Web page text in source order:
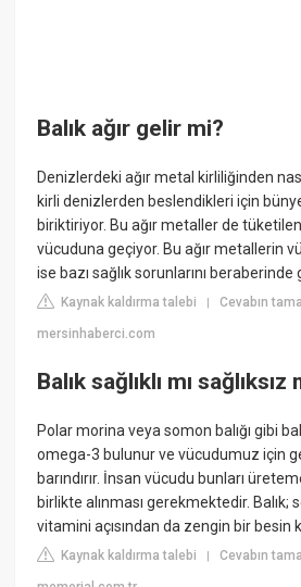
Balık ağır gelir mi?
Denizlerdeki ağır metal kirliliğinden
kirli denizlerden beslendikleri için
biriktiriyor. Bu ağır metaller de
vücuduna geçiyor. Bu ağır metallerin
ise bazı sağlık sorunlarını beraberinde
Kaynak kaldırma talebi |Cevabın
mersinhaberci.com
Balık sağlıklı mı sağlıksız
Polar morina veya somon balığı gibi
omega-3 bulunur ve vücudumuz için
barındırır. İnsan vücudu bunları
birlikte alınması gerekmektedir. Balık;
vitamini açısından da zengin bir besin
Kaynak kaldırma talebi |Cevabın